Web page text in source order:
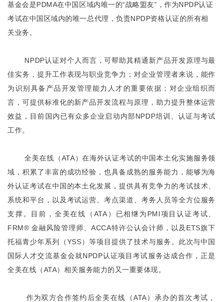
基金会是PDMA在中国区域内唯一的“战略盟友”，作为NPDP认证
考试在中国区域内的唯一总代理，负责NPDP资格认证的所有相
关业务。
NPDP认证对个人而言，可帮助其精通新产品开发原理与最
佳实务，提升工作表现与职业竞争力；对企业管理者来说，能作
为识别具备产品开发管理能力人才的重要依据；对企业组织而
言，可提供标准化的新产品开发流程与原理，助力提升整体运营
效益，目前国内已有众多企业启动内部NPDP培训、认证与考试
工作。
全美在线（ATA）在海外认证考试的中国本土化实施服务领
域，积累了丰富的成功经验，也具备成熟的服务能力，能够为海
外认证考试在中国的本土化发展，提供具有竞争力的考试技术、
系统和平台，以及考试运营、考点渠道、考务人员等全方位服务
支撑。目前，全美在线（ATA）已相继为PMI项目认证考试、
FRM® 金融风险管理师、ACCA特许公认会计师，以及ETS旗下
托福青少年系列（YSS）等项目提供了技术与服务。此次与中国
国际人才交流基金会就NPDP认证项目考试服务达成合作，正是
全美在线（ATA）相关服务能力的又一重要体现。
作为双方合作签约后全美在线（ATA）承办的首次考试，